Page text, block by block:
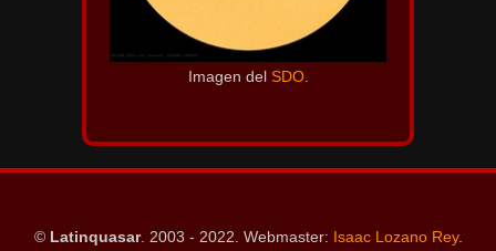
Imagen del SDO.
© Latinquasar. 2003 - 2022. Webmaster: Isaac Lozano Rey.